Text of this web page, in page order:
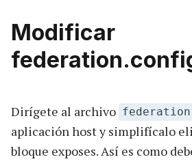
Modificar
Dirígete al archivo
aplicación host y simplifícalo
bloque exposes. Así es como